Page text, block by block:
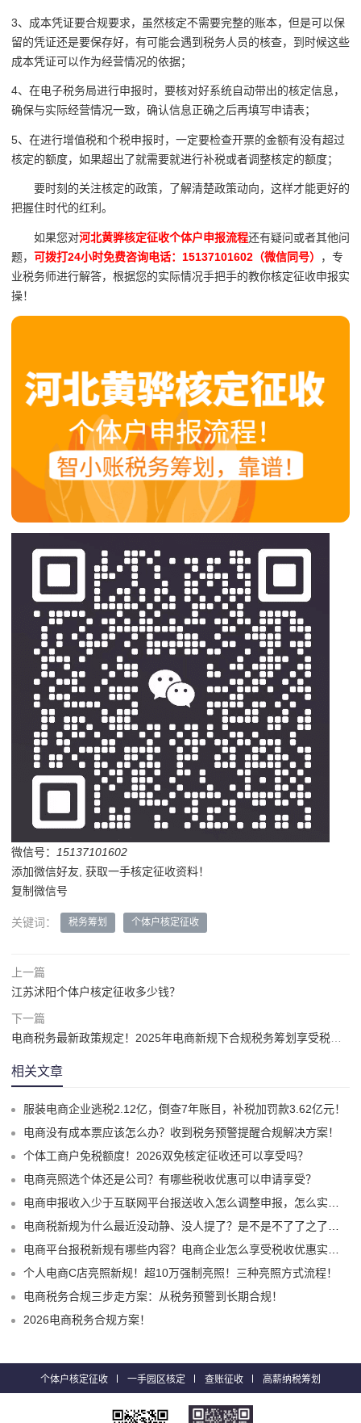
3、成本凭证要合规要求，虽然核定不需要完整的账本，但是可以保
留的凭证还是要保存好，有可能会遇到税务人员的核查，到时候这些
成本凭证可以作为经营情况的依据；
4、在电子税务局进行申报时，要核对好系统自动带出的核定信息，
确保与实际经营情况一致，确认信息正确之后再填写申请表；
5、在进行增值税和个税申报时，一定要检查开票的金额有没有超过
核定的额度，如果超出了就需要就进行补税或者调整核定的额度；
要时刻的关注核定的政策，了解清楚政策动向，这样才能更好的
把握住时代的红利。
如果您对河北黄骅核定征收个体户申报流程还有疑问或者其他问
题， 可拨打24小时免费咨询电话：15137101602（微信同号）
，专
业税务师进行解答，根据您的实际情况手把手的教你核定征收申报实
操！
微信号：
15137101602
添加微信好友, 获取一手核定征收资料！
复制微信号
关键词： 税务筹划 个体户核定征收
上一篇
江苏沭阳个体户核定征收多少钱？
下一篇
相关文章
服装电商企业逃税2.12亿，倒查7年账目，补税加罚款3.62亿元！
电商没有成本票应该怎么办？收到税务预警提醒合规解决方案！
个体工商户免税额度！2026双免核定征收还可以享受吗？
电商亮照选个体还是公司？有哪些税收优惠可以申请享受？
电商申报收入少于互联网平台报送收入怎么调整申报，怎么实现合规申报享受税收优惠！
电商税新规为什么最近没动静、没人提了？是不是不了了之了嘛？
电商平台报税新规有哪些内容？电商企业怎么享受税收优惠实现税务合规？
个人电商C店亮照新规！超10万强制亮照！三种亮照方式流程！
电商税务合规三步走方案：从税务预警到长期合规！
2026电商税务合规方案！
个体户核定征收 一手园区核定 查账征收 高薪纳税筹划